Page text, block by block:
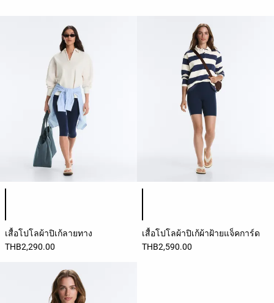
เสื้อโปโลผ้าปิเก้ลายทาง
THB2,290.00
เสื้อโปโลผ้าปิเก้ผ้าฝ้ายแจ็คการ์ด
THB2,590.00